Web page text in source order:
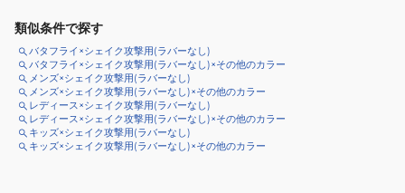
類似条件で探す
バタフライ×シェイク攻撃用(ラバーなし)
バタフライ×シェイク攻撃用(ラバーなし)×その他のカラー
メンズ×シェイク攻撃用(ラバーなし)
メンズ×シェイク攻撃用(ラバーなし)×その他のカラー
レディース×シェイク攻撃用(ラバーなし)
レディース×シェイク攻撃用(ラバーなし)×その他のカラー
キッズ×シェイク攻撃用(ラバーなし)
キッズ×シェイク攻撃用(ラバーなし)×その他のカラー